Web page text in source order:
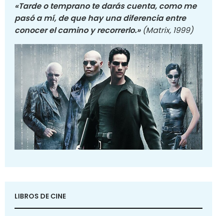
«Tarde o temprano te darás cuenta, como me
pasó a mí, de que hay una diferencia entre
conocer el camino y recorrerlo.» (Matrix, 1999)
LIBROS DE CINE